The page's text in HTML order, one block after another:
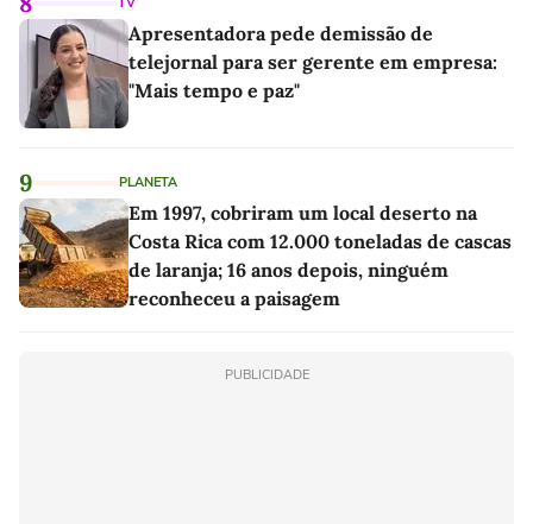
Apresentadora pede demissão de
telejornal para ser gerente em empresa:
"Mais tempo e paz"
9 PLANETA
Em 1997, cobriram um local deserto na
Costa Rica com 12.000 toneladas de cascas
de laranja; 16 anos depois, ninguém
reconheceu a paisagem
PUBLICIDADE